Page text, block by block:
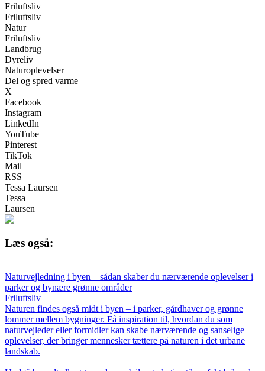
Friluftsliv
Friluftsliv
Natur
Friluftsliv
Landbrug
Dyreliv
Naturoplevelser
Del og spred varme
X
Facebook
Instagram
LinkedIn
YouTube
Pinterest
TikTok
Mail
RSS
Tessa Laursen
Tessa
Laursen
Læs også:
Naturvejledning i byen – sådan skaber du nærværende oplevelser i
parker og bynære grønne områder
Friluftsliv
Naturen findes også midt i byen – i parker, gårdhaver og grønne
lommer mellem bygninger. Få inspiration til, hvordan du som
naturvejleder eller formidler kan skabe nærværende og sanselige
oplevelser, der bringer mennesker tættere på naturen i det urbane
landskab.